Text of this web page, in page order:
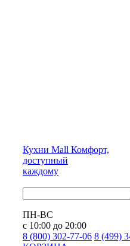
Кухни Mall Комфорт,
доступный
каждому
ПН-ВС
с 10:00 до 20:00
8 (800) 302-77-06 8 (499)